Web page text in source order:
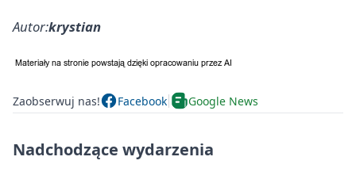
Autor:krystian
Zaobserwuj nas! Facebook Google News
Nadchodzące wydarzenia